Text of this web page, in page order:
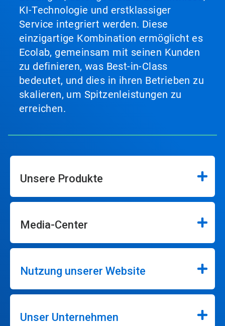
KI-Technologie und erstklassiger
Service integriert werden. Diese
einzigartige Kombination ermöglicht es
Ecolab, gemeinsam mit seinen Kunden
zu definieren, was Best-in-Class
bedeutet, und dies in ihren Betrieben zu
skalieren, um Spitzenleistungen zu
erreichen.
Unsere Produkte
Media-Center
Nutzung unserer Website
Unser Unternehmen